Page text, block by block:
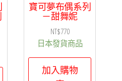
寶可夢布偶系列
－甜舞妮
NT$770
日本發貨商品
加入購物